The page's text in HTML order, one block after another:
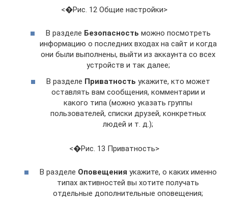
<�Рис. 12 Общие настройки>
В разделе Безопасность можно посмотреть
информацию о последних входах на сайт и когда
они были выполнены, выйти из аккаунта со всех
устройств и так далее;
В разделе Приватность укажите, кто может
оставлять вам сообщения, комментарии и
какого типа (можно указать группы
пользователей, списки друзей, конкретных
людей и т. д.);
<�Рис. 13 Приватность>
В разделе Оповещения укажите, о каких именно
типах активностей вы хотите получать
отдельные дополнительные оповещения;